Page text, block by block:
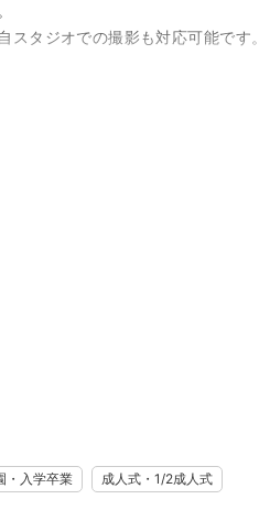
タジオでの撮影も対応可能です。
を提案させて頂きます。
・入学卒業 成人式・1/2成人式